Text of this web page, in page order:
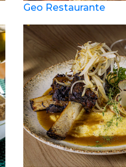
Geo Restaurante